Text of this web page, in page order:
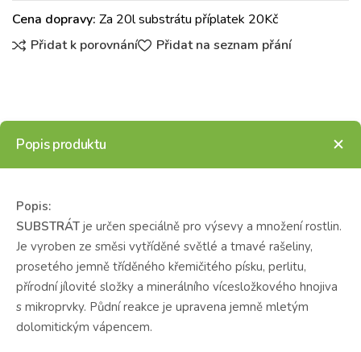
Cena dopravy: Za 20l substrátu příplatek 20Kč
Přidat k porovnání
Přidat na seznam přání
Popis produktu
Popis:
SUBSTRÁT je určen speciálně pro výsevy a množení rostlin.
Je vyroben ze směsi vytříděné světlé a tmavé rašeliny,
prosetého jemně tříděného křemičitého písku, perlitu,
přírodní jílovité složky a minerálního vícesložkového hnojiva
s mikroprvky. Půdní reakce je upravena jemně mletým
dolomitickým vápencem.